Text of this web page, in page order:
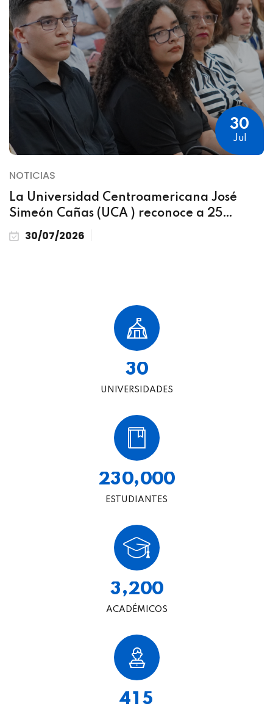
30
Jul
NOTICIAS
La Universidad Centroamericana José
Simeón Cañas (UCA ) reconoce a 25
beneficiarios de programas y becas
30/07/2026
30
UNIVERSIDADES
230,000
ESTUDIANTES
3,200
ACADÉMICOS
41 5